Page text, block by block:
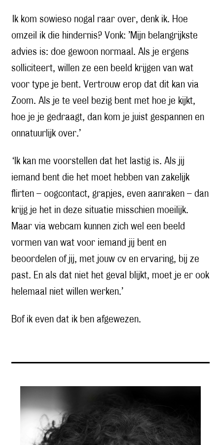
Ik kom sowieso nogal raar over, denk ik. Hoe
omzeil ik die hindernis? Vonk: ’Mijn belangrijkste
advies is: doe gewoon normaal. Als je ergens
solliciteert, willen ze een beeld krijgen van wat
voor type je bent. Vertrouw erop dat dit kan via
Zoom. Als je te veel bezig bent met hoe je kijkt,
hoe je je gedraagt, dan kom je juist gespannen en
onnatuurlijk over.’
‘Ik kan me voorstellen dat het lastig is. Als jij
iemand bent die het moet hebben van zakelijk
flirten – oogcontact, grapjes, even aanraken – dan
krijg je het in deze situatie misschien moeilijk.
Maar via webcam kunnen zich wel een beeld
vormen van wat voor iemand jij bent en
beoordelen of jij, met jouw cv en ervaring, bij ze
past. En als dat niet het geval blijkt, moet je er ook
helemaal niet willen werken.’
Bof ik even dat ik ben afgewezen.